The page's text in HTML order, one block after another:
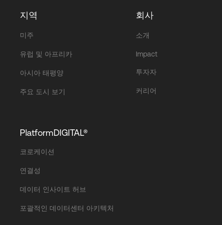
지역
미주
유럽 및 아프리카
아시아 태평양
주요 도시 보기
회사
소개
Impact
투자자
커리어
PlatformDIGITAL®
코로케이션
연결성
데이터 인사이트 허브
포괄적인 데이터센터 아키텍처